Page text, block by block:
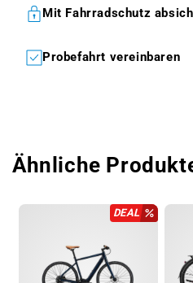
Mit Fahrradschutz
Probefahrt vereinbaren
Ähnliche
DEAL